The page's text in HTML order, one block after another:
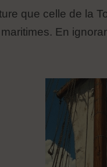
que celle de la
En